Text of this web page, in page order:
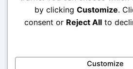
باختلاف […]
by clickingCustomize.
consent or Reject All to
Customize